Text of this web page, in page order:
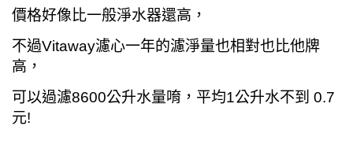
價格好像比一般淨水器還高，
不過Vitaway濾心一年的濾淨量也相對也比他牌
高，
可以過濾8600公升水量唷，平均1公升水不到 0.7
元!